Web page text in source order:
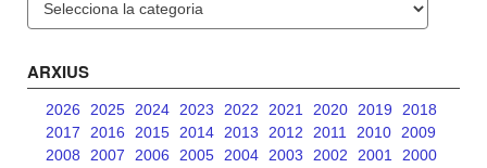
ARXIUS
2026 2025 2024 2023 2022 2021 2020 2019
2018
2017
2016 2015 2014 2013 2012 2011 2010
2009
2008
2007 2006 2005 2004 2003 2002 2001
2000